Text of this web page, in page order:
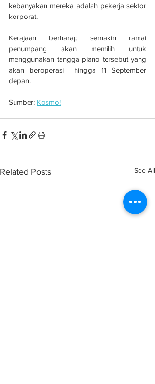
kebanyakan mereka adalah pekerja sektor
korporat.
Kerajaan berharap semakin ramai
penumpang akan memilih untuk
menggunakan tangga piano tersebut yang
akan beroperasi  hingga 11 September
depan.
Sumber: Kosmo!
Related Posts See All